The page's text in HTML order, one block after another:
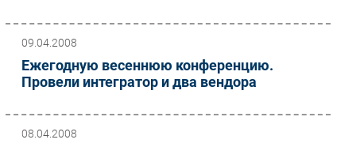
09.04.2008
Ежегодную весеннюю конференцию.
Провели интегратор и два вендора
08.04.2008